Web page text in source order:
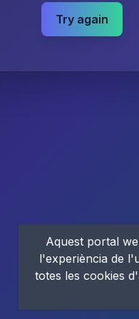
Try again
Aquest portal
l'experiència de
totes les cookies